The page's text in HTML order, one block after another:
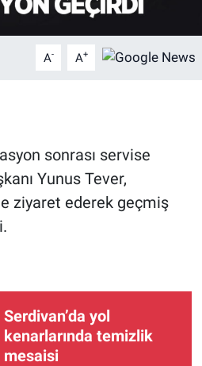
A- A+
sonrası servise
Yunus Tever,
ziyaret ederek geçmiş
Serdivan’da yol
kenarlarında temizlik
mesaisi